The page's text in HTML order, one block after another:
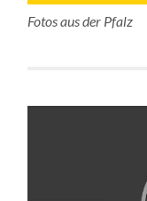
Fotos aus der Pfalz